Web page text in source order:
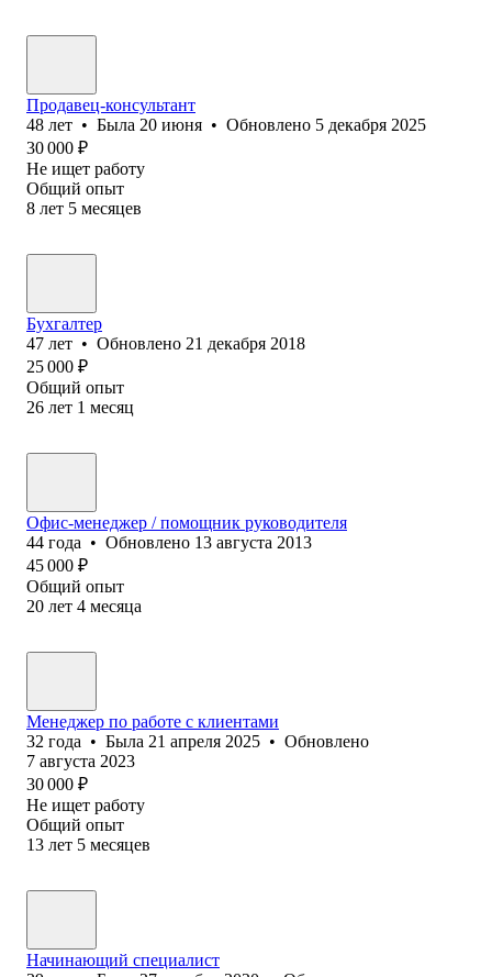
Продавец-консультант
48 лет • Была 20 июня • Обновлено 5 декабря 2025
30 000 ₽
Не ищет работу
Общий опыт
8 лет 5 месяцев
Бухгалтер
47 лет • Обновлено 21 декабря 2018
25 000 ₽
Общий опыт
26 лет 1 месяц
Офис-менеджер / помощник руководителя
44 года • Обновлено 13 августа 2013
45 000 ₽
Общий опыт
20 лет 4 месяца
Менеджер по работе с клиентами
32 года • Была 21 апреля 2025 • Обновлено
7 августа 2023
30 000 ₽
Не ищет работу
Общий опыт
13 лет 5 месяцев
Начинающий специалист